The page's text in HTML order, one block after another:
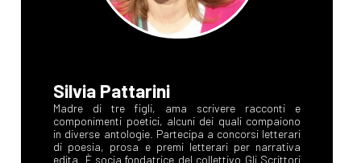
Silvia Pattarini